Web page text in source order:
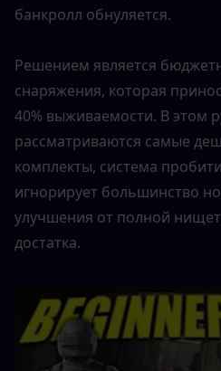
банкролл обнуляется.
Решением является
снаряжения, которая
40% выживаемости. В этом
рассматриваются самые
комплекты, система
игнорирует большинство
улучшения от полной
достатка.